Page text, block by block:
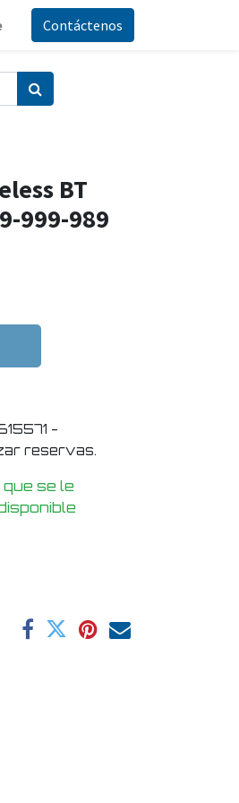
Contáctenos
BT
999-989
-
reservas.
se le